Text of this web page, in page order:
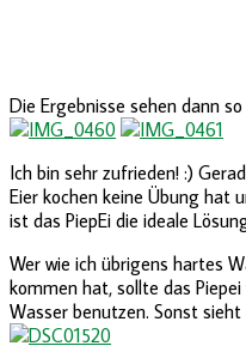
Die Ergebnisse sehen dann so
Ich bin sehr zufrieden! :)
Eier kochen keine Übung hat
ist das PiepEi die ideale
Wer wie ich übrigens hartes
kommen hat, sollte das
Wasser benutzen. Sonst